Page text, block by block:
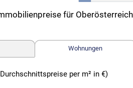
für Oberösterreich
Wohnungen
per m² in €)